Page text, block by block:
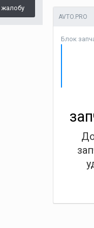
AVTO.PRO
Блок